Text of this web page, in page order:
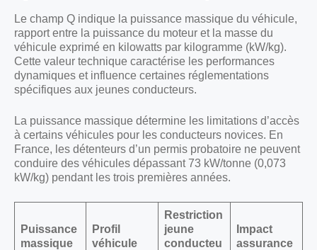
Le champ Q indique la puissance massique du véhicule,
rapport entre la puissance du moteur et la masse du
véhicule exprimé en kilowatts par kilogramme (kW/kg).
Cette valeur technique caractérise les performances
dynamiques et influence certaines réglementations
spécifiques aux jeunes conducteurs.
La puissance massique détermine les limitations d’accès
à certains véhicules pour les conducteurs novices. En
France, les détenteurs d’un permis probatoire ne peuvent
conduire des véhicules dépassant 73 kW/tonne (0,073
kW/kg) pendant les trois premières années.
Puissance
massique
Profil
véhicule
Restriction
jeune
conducteu
Impact
assurance